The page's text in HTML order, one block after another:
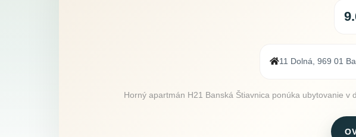
11 Dolná, 969 01
Horný apartmán H21 Banská Štiavnica ponúka ubytovanie v